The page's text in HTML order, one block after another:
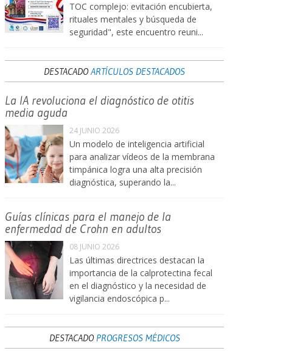
TOC complejo: evitación encubierta,
rituales mentales y búsqueda de
seguridad", este encuentro reuni...
DESTACADOARTÍCULOS DESTACADOS
La IA revoluciona el diagnóstico de otitis
media aguda
24 JUNIO 2026
Un modelo de inteligencia artificial
para analizar vídeos de la membrana
timpánica logra una alta precisión
diagnóstica, superando la...
Guías clínicas para el manejo de la
enfermedad de Crohn en adultos
08 JUNIO 2026
Las últimas directrices destacan la
importancia de la calprotectina fecal
en el diagnóstico y la necesidad de
vigilancia endoscópica p...
DESTACADO PROGRESOS MÉDICOS